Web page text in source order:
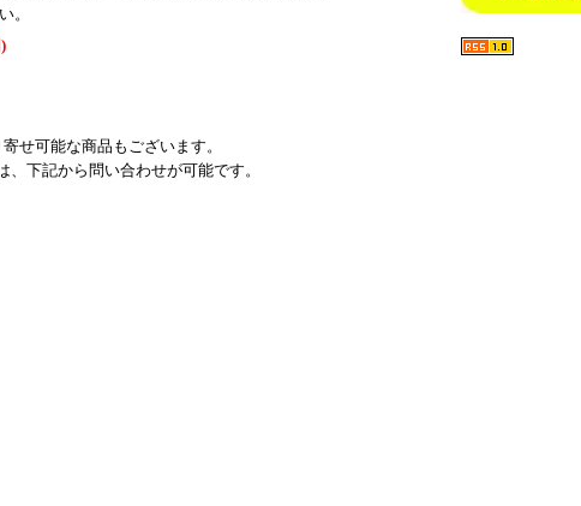
。
せ可能な商品もございます。
下記から問い合わせが可能です。